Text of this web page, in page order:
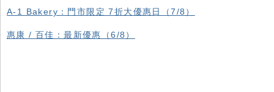
A-1 Bakery：門市限定 7折大優惠日（7/8）
惠康 / 百佳：最新優惠（6/8）